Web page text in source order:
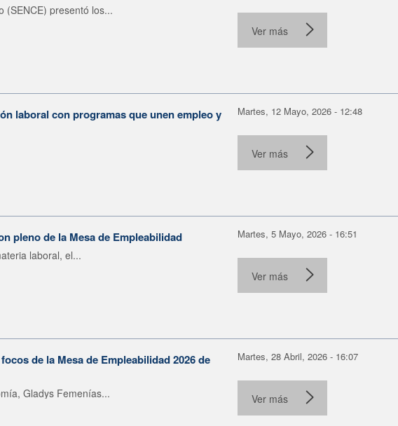
(SENCE) presentó los...
Ver más
laboral con programas que unen empleo y
Martes, 12 Mayo, 2026 - 12:48
Ver más
pleno de la Mesa de Empleabilidad
laboral, el...
Martes, 5 Mayo, 2026 - 16:51
Ver más
de la Mesa de Empleabilidad 2026 de
Gladys Femenías...
Martes, 28 Abril, 2026 - 16:07
Ver más